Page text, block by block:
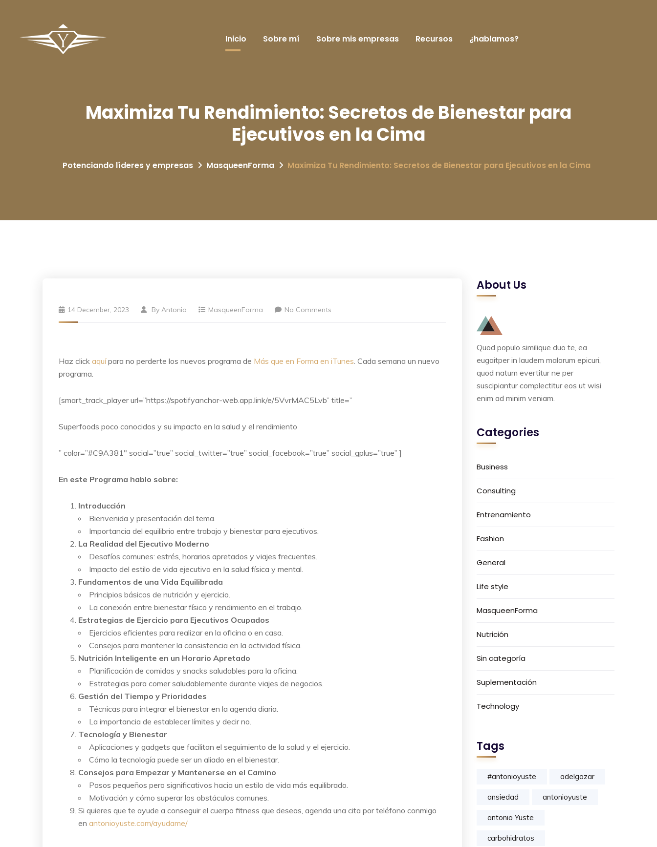
Inicio Sobre mí Sobre mis empresas Recursos ¿hablamos?
Maximiza Tu Rendimiento: Secretos de Bienestar para
Ejecutivos en la Cima
Potenciando líderes y empresas MasqueenForma Maximiza Tu Rendimiento: Secretos de Bienestar para Ejecutivos en la Cima
14 December, 2023 By Antonio MasqueenForma No Comments
Haz click aquípara no perderte los nuevos programa de Más que en Forma en iTunes. Cada semana un nuevo
programa.
[smart_track_player url=”https://spotifyanchor-web.app.link/e/5VvrMAC5Lvb” title=”
Superfoods poco conocidos y su impacto en la salud y el rendimiento
” color=”#C9A381″ social=”true” social_twitter=”true” social_facebook=”true” social_gplus=”true” ]
En este Programa hablo sobre:
Introducción
Bienvenida y presentación del tema.
Importancia del equilibrio entre trabajo y bienestar para ejecutivos.
La Realidad del Ejecutivo Moderno
Desafíos comunes: estrés, horarios apretados y viajes frecuentes.
Impacto del estilo de vida ejecutivo en la salud física y mental.
Fundamentos de una Vida Equilibrada
Principios básicos de nutrición y ejercicio.
La conexión entre bienestar físico y rendimiento en el trabajo.
Estrategias de Ejercicio para Ejecutivos Ocupados
Ejercicios eficientes para realizar en la oficina o en casa.
Consejos para mantener la consistencia en la actividad física.
Nutrición Inteligente en un Horario Apretado
Planificación de comidas y snacks saludables para la oficina.
Estrategias para comer saludablemente durante viajes de negocios.
Gestión del Tiempo y Prioridades
Técnicas para integrar el bienestar en la agenda diaria.
La importancia de establecer límites y decir no.
Tecnología y Bienestar
Aplicaciones y gadgets que facilitan el seguimiento de la salud y el ejercicio.
Cómo la tecnología puede ser un aliado en el bienestar.
Consejos para Empezar y Mantenerse en el Camino
Pasos pequeños pero significativos hacia un estilo de vida más equilibrado.
Motivación y cómo superar los obstáculos comunes.
Si quieres que te ayude a conseguir el cuerpo fitness que deseas, agenda una cita por teléfono conmigo
en antonioyuste.com/ayudame/
About Us
Quod populo similique duo te, ea
eugaitper in laudem malorum epicuri,
quod natum evertitur ne per
suscipiantur complectitur eos ut wisi
enim ad minim veniam.
Categories
Business
Consulting
Entrenamiento
Fashion
General
Life style
MasqueenForma
Nutrición
Sin categoría
Suplementación
Technology
Tags
#antonioyuste adelgazar
ansiedad antonioyuste
antonio Yuste
carbohidratos